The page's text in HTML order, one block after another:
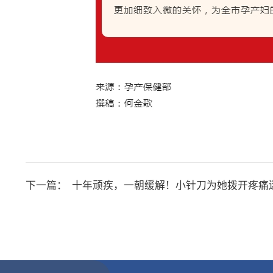
下一篇： 十年顽疾，一朝缓解！小针刀为她拨开疼痛